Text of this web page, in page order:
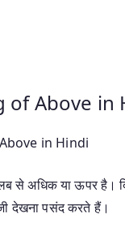
of Above in
in Hindi
से अधिक या ऊपर है।
देखना पसंद करते हैं।